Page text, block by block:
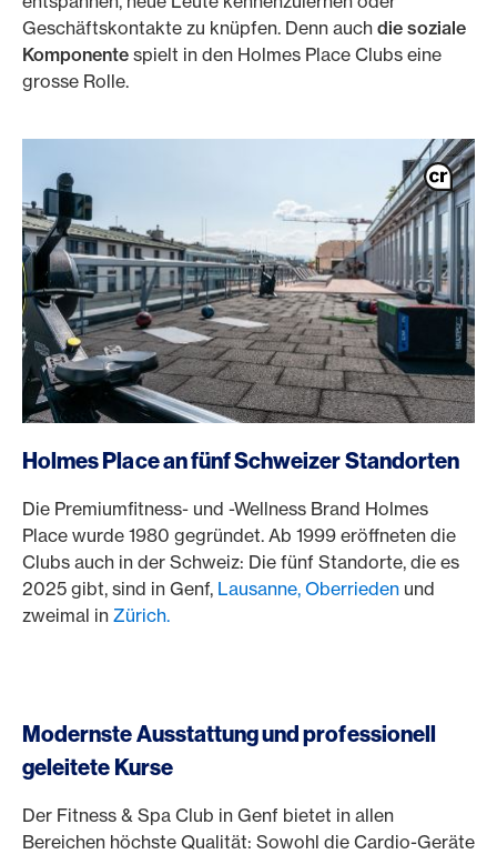
Geschäftskontakte zu knüpfen. Denn auch die soziale
Komponente spielt in den Holmes Place Clubs eine
grosse Rolle.
Holmes Place an fünf Schweizer Standorten
Die Premiumfitness- und -Wellness Brand Holmes
Place wurde 1980 gegründet. Ab 1999 eröffneten die
Clubs auch in der Schweiz: Die fünf Standorte, die es
2025 gibt, sind in Genf, Lausanne, Oberrieden und
zweimal in Zürich.
Modernste Ausstattung und professionell
geleitete Kurse
Der Fitness & Spa Club in Genf bietet in allen
Bereichen höchste Qualität: Sowohl die Cardio-Geräte